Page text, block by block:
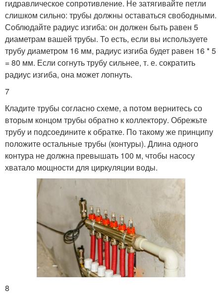
гидравлическое сопротивление. Не затягивайте петли
слишком сильно: трубы должны оставаться свободными.
Соблюдайте радиус изгиба: он должен быть равен 5
диаметрам вашей трубы. То есть, если вы используете
трубу диаметром 16 мм, радиус изгиба будет равен 16 * 5
= 80 мм. Если согнуть трубу сильнее, т. е. сократить
радиус изгиба, она может лопнуть.
7
Кладите трубы согласно схеме, а потом вернитесь со
вторым концом трубы обратно к коллектору. Обрежьте
трубу и подсоедините к обратке. По такому же принципу
положите остальные трубы (контуры). Длина одного
контура не должна превышать 100 м, чтобы насосу
хватало мощности для циркуляции воды.
8